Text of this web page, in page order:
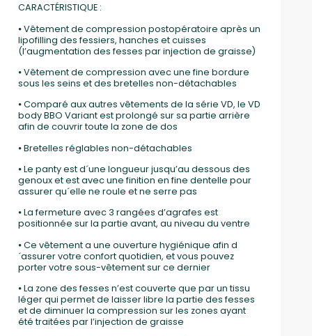
CARACTÉRISTIQUE :
⦁ Vêtement de compression postopératoire après un
lipofilling des fessiers, hanches et cuisses
(l’augmentation des fesses par injection de graisse)
⦁ Vêtement de compression avec une fine bordure
sous les seins et des bretelles non-détachables
⦁ Comparé aux autres vêtements de la série VD, le VD
body BBO Variant est prolongé sur sa partie arrière
afin de couvrir toute la zone de dos
⦁ Bretelles réglables non-détachables
⦁ Le panty est d´une longueur jusqu’au dessous des
genoux et est avec une finition en fine dentelle pour
assurer qu´elle ne roule et ne serre pas
⦁ La fermeture avec 3 rangées d’agrafes est
positionnée sur la partie avant, au niveau du ventre
⦁ Ce vêtement a une ouverture hygiénique afin d
´assurer votre confort quotidien, et vous pouvez
porter votre sous-vêtement sur ce dernier
⦁ La zone des fesses n’est couverte que par un tissu
léger qui permet de laisser libre la partie des fesses
et de diminuer la compression sur les zones ayant
été traitées par l’injection de graisse